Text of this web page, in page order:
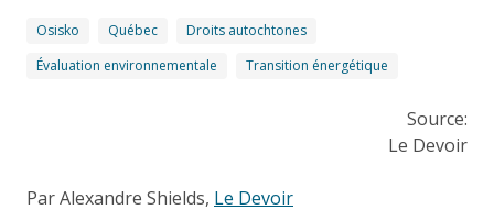
Osisko Québec
Droits autochtones
Évaluation environnementale
Transition énergétique
Source:
Le Devoir
Par Alexandre Shields, Le Devoir